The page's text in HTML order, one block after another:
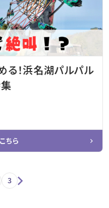
る！浜名湖パルパル
ちら
3